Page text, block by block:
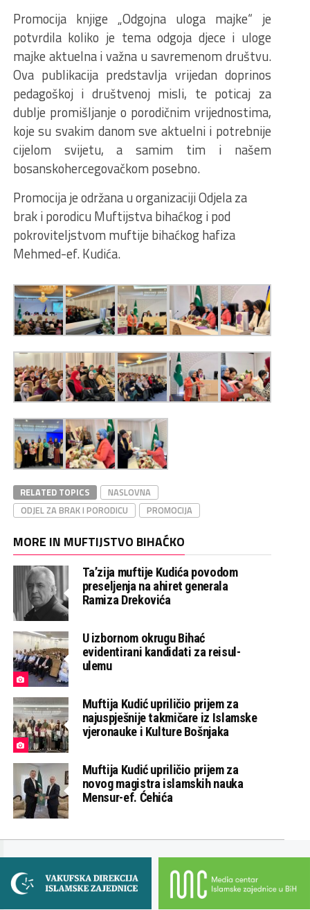
Promocija knjige „Odgojna uloga majke“ je
potvrdila koliko je tema odgoja djece i uloge
majke aktuelna i važna u savremenom društvu.
Ova publikacija predstavlja vrijedan doprinos
pedagoškoj i društvenoj misli, te poticaj za
dublje promišljanje o porodičnim vrijednostima,
koje su svakim danom sve aktuelni i potrebnije
cijelom svijetu, a samim tim i našem
bosanskohercegovačkom posebno.
Promocija je održana u organizaciji Odjela za
brak i porodicu Muftijstva bihaćkog i pod
pokroviteljstvom muftije bihaćkog hafiza
Mehmed-ef. Kudića.
RELATED TOPICS
NASLOVNA
ODJEL ZA BRAK I PORODICU
PROMOCIJA
MORE IN MUFTIJSTVO BIHAĆKO
Ta’zija muftije Kudića povodom
preseljenja na ahiret generala
Ramiza Drekovića
U izbornom okrugu Bihać
evidentirani kandidati za reisul-
ulemu
Muftija Kudić upriličio prijem za
najuspješnije takmičare iz Islamske
vjeronauke i Kulture Bošnjaka
Muftija Kudić upriličio prijem za
novog magistra islamskih nauka
Mensur-ef. Ćehića